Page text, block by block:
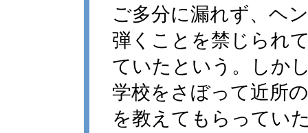
ご多分に漏れず、ヘ
弾くことを禁じられ
ていたという。しか
学校をさぼって近所
を教えてもらってい